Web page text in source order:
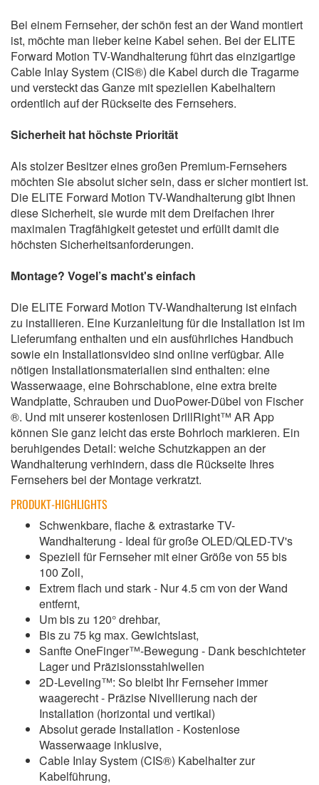
Bei einem Fernseher, der schön fest an der Wand montiert
ist, möchte man lieber keine Kabel sehen. Bei der ELITE
Forward Motion TV-Wandhalterung führt das einzigartige
Cable Inlay System (CIS®) die Kabel durch die Tragarme
und versteckt das Ganze mit speziellen Kabelhaltern
ordentlich auf der Rückseite des Fernsehers.
Sicherheit hat höchste Priorität
Als stolzer Besitzer eines großen Premium-Fernsehers
möchten Sie absolut sicher sein, dass er sicher montiert ist.
Die ELITE Forward Motion TV-Wandhalterung gibt Ihnen
diese Sicherheit, sie wurde mit dem Dreifachen ihrer
maximalen Tragfähigkeit getestet und erfüllt damit die
höchsten Sicherheitsanforderungen.
Montage? Vogel’s macht's einfach
Die ELITE Forward Motion TV-Wandhalterung ist einfach
zu installieren. Eine Kurzanleitung für die Installation ist im
Lieferumfang enthalten und ein ausführliches Handbuch
sowie ein Installationsvideo sind online verfügbar. Alle
nötigen Installationsmaterialien sind enthalten: eine
Wasserwaage, eine Bohrschablone, eine extra breite
Wandplatte, Schrauben und DuoPower-Dübel von Fischer
®. Und mit unserer kostenlosen DrillRight™ AR App
können Sie ganz leicht das erste Bohrloch markieren. Ein
beruhigendes Detail: weiche Schutzkappen an der
Wandhalterung verhindern, dass die Rückseite Ihres
Fernsehers bei der Montage verkratzt.
PRODUKT-HIGHLIGHTS
Schwenkbare, flache & extrastarke TV-
Wandhalterung - Ideal für große OLED/QLED-TV's
Speziell für Fernseher mit einer Größe von 55 bis
100 Zoll,
Extrem flach und stark - Nur 4.5 cm von der Wand
entfernt,
Um bis zu 120° drehbar,
Bis zu 75 kg max. Gewichtslast,
Sanfte OneFinger™-Bewegung - Dank beschichteter
Lager und Präzisionsstahlwellen
2D-Leveling™: So bleibt Ihr Fernseher immer
waagerecht - Präzise Nivellierung nach der
Installation (horizontal und vertikal)
Absolut gerade Installation - Kostenlose
Wasserwaage inklusive,
Cable Inlay System (CIS®) Kabelhalter zur
Kabelführung,